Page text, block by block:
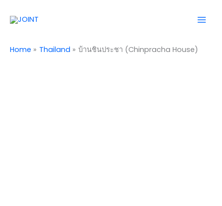
Home Thailand บ้านชินประชา (Chinpracha House)